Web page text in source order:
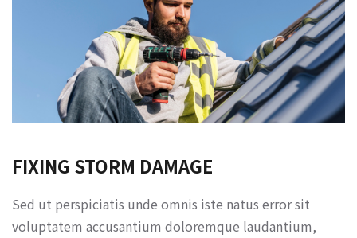
FIXING STORM DAMAGE
Sed ut perspiciatis unde omnis iste natus error sit
voluptatem accusantium doloremque laudantium,